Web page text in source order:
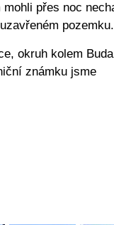
přes noc
pozemku.
okruh kolem
známku jsme